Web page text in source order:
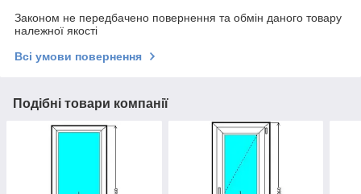
Законом не передбачено повернення та обмін даного товару
належної якості
Всі умови повернення
Подібні товари компанії